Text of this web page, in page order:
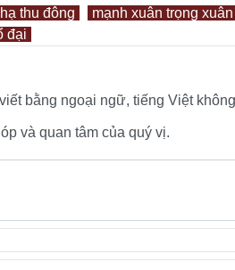
thu đông
mạnh xuân trọng
đại
bằng ngoại ngữ, tiếng Việt
và quan tâm của quý vị.